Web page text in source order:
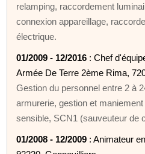
relamping, raccordement
connexion appareillage,
électrique.
01/2009 - 12/2016 : Chef
Armée De Terre 2ème Rima,
Gestion du personnel entre 2 à
armurerie, gestion et
sensible, SCN1 (sauveuteur de
01/2008 - 12/2009 : Animateur